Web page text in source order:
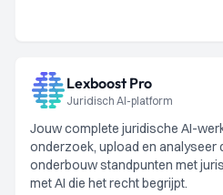
Lexboost Pro
Juridisch AI-platform
Jouw complete juridische AI-
onderzoek, upload en analyseer
onderbouw standpunten met
met AI die het recht begrijpt.